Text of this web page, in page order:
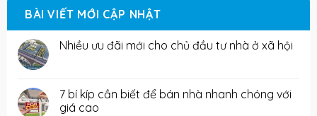
BÀI VIẾT MỚI CẬP NHẬT
Nhiều ưu đãi mới cho chủ đầu tư nhà ở xã hội
7 bí kíp cần biết để bán nhà nhanh chóng với
giá cao